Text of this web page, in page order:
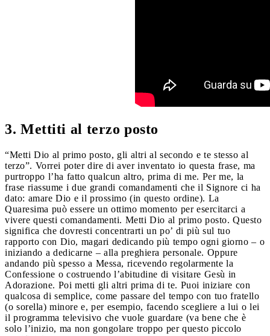
3. Mettiti al terzo posto
“Metti Dio al primo posto, gli altri al secondo e te stesso al
terzo”. Vorrei poter dire di aver inventato io questa frase, ma
purtroppo l’ha fatto qualcun altro, prima di me. Per me, la
frase riassume i due grandi comandamenti che il Signore ci ha
dato: amare Dio e il prossimo (in questo ordine). La
Quaresima può essere un ottimo momento per esercitarci a
vivere questi comandamenti. Metti Dio al primo posto. Questo
significa che dovresti concentrarti un po’ di più sul tuo
rapporto con Dio, magari dedicando più tempo ogni giorno – o
iniziando a dedicarne – alla preghiera personale. Oppure
andando più spesso a Messa, ricevendo regolarmente la
Confessione o costruendo l’abitudine di visitare Gesù in
Adorazione. Poi metti gli altri prima di te. Puoi iniziare con
qualcosa di semplice, come passare del tempo con tuo fratello
(o sorella) minore e, per esempio, facendo scegliere a lui o lei
il programma televisivo che vuole guardare (va bene che è
solo l’inizio, ma non gongolare troppo per questo piccolo